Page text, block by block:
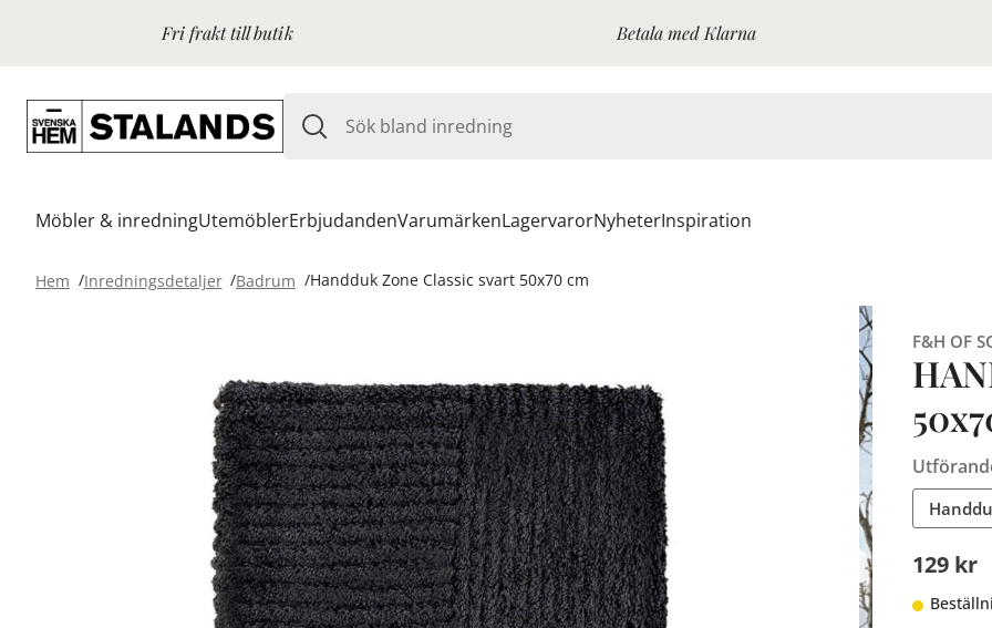
Fri frakt till butik Betala med Klarna
Möbler & inredningUtemöblerErbjudandenVarumärkenLagervarorNyheterInspiration
Hem Inredningsdetaljer Badrum Handduk Zone Classic svart 50x70 cm
F&H OF
129 kr